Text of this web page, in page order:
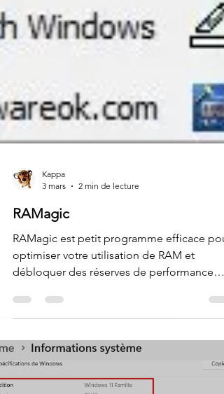
Kappa
RAMagic
RAMagic est petit programme efficace pour
optimiser votre utilisation de RAM et
cachées sous Windows. En effet
d’innombrables fragments de mémoire,
données de cache inutiles continuent à
consommer une RAM précieuse. C’est là
que RAMagic intervient ! Après